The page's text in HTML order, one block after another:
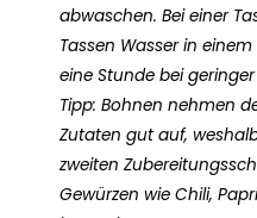
abwaschen. Bei einer
Tassen Wasser in
eine Stunde bei
Tipp: Bohnen nehmen
Zutaten gut auf,
zweiten
Gewürzen wie Chili,